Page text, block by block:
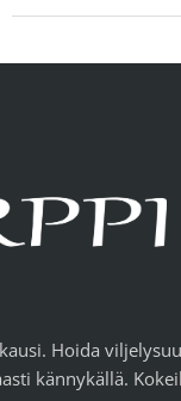
Hoida
kännykällä.